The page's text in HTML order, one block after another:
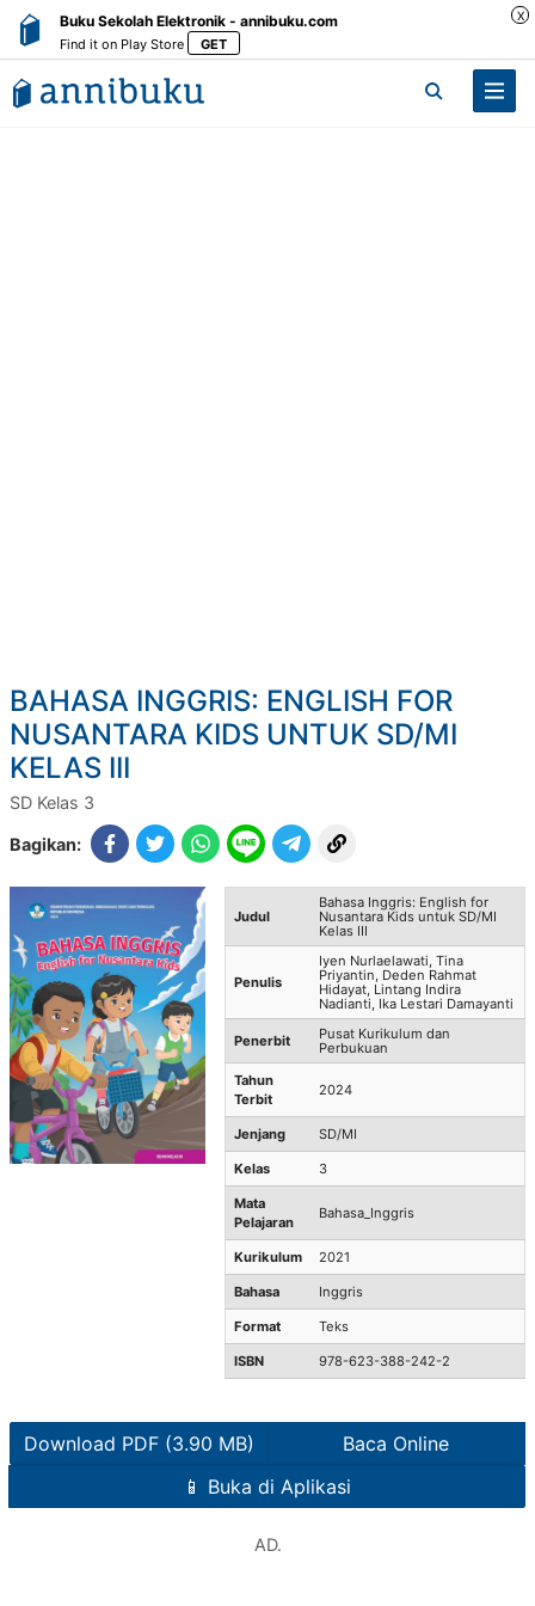
Buku Sekolah Elektronik - annibuku.com
Find it on Play Store GET
X
BAHASA INGGRIS: ENGLISH FOR
NUSANTARA KIDS UNTUK SD/MI
KELAS III
SD Kelas 3
Bagikan:
Judul
Bahasa Inggris: English for
Nusantara Kids untuk SD/MI
Kelas III
Penulis
Iyen Nurlaelawati, Tina
Priyantin, Deden Rahmat
Hidayat, Lintang Indira
Nadianti, Ika Lestari Damayanti
Penerbit
Pusat Kurikulum dan
Perbukuan
Tahun
Terbit
2024
Jenjang SD/MI
Kelas 3
Mata
Pelajaran
Bahasa_Inggris
Kurikulum 2021
Bahasa Inggris
Format Teks
ISBN 978-623-388-242-2
Download PDF (3.90 MB)
Baca Online
📱 Buka di Aplikasi
AD.